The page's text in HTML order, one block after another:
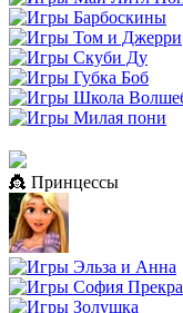
👸 Принцессы